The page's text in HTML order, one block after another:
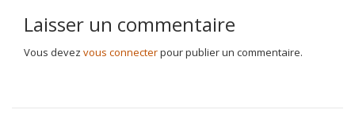
Laisser un commentaire
Vous devez vous connecterpour publier un commentaire.